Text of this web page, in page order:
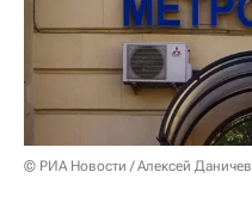
© РИА Новости / Алексей Даничев